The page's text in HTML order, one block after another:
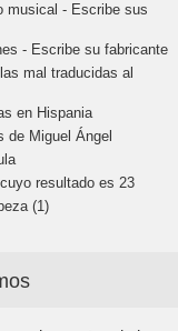
musical - Escribe sus
- Escribe su fabricante
mal traducidas al
en Hispania
de Miguel Ángel
resultado es 23
(1)